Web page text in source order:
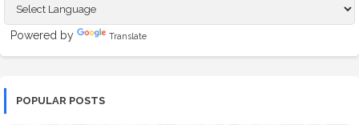
Powered by Translate
POPULAR POSTS